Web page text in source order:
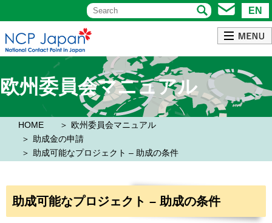
EN
欧州委員会マニュアル
HOME
欧州委員会マニュアル
助成金の申請
助成可能なプロジェクト – 助成の条件
助成可能なプロジェクト – 助成の条件